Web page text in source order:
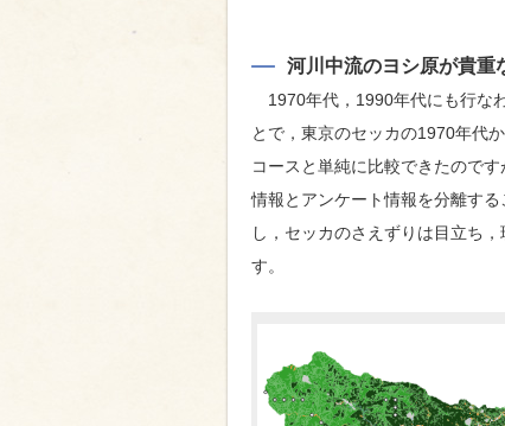
河川中流のヨシ原が貴重
1970年代，1990年代にも行な
とで，東京のセッカの1970年代
コースと単純に比較できたので
情報とアンケート情報を分離す
し，セッカのさえずりは目立ち
す。